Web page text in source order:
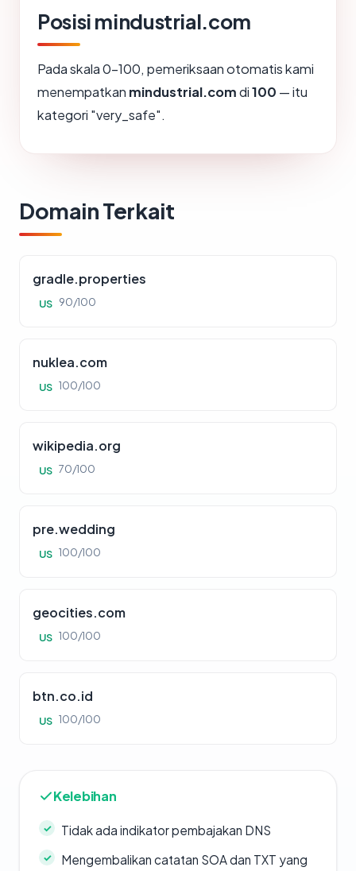
Posisi mindustrial.com
Pada skala 0-100, pemeriksaan otomatis kami
menempatkan mindustrial.comdi100 — itu
kategori "very_safe".
Domain Terkait
gradle.properties
US 90/100
nuklea.com
US 100/100
wikipedia.org
US 70/100
pre.wedding
US 100/100
geocities.com
US 100/100
btn.co.id
US 100/100
Kelebihan
Tidak ada indikator pembajakan DNS
Mengembalikan catatan SOA dan TXT yang